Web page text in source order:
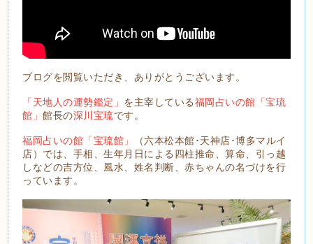
ブログを閲覧いただき、ありがとうございます。
「天地人の運勢鑑定」 を主宰している福岡占いの館「宝琉
館」館長の深川宝琉です。
福岡占いの館「宝琉館」
（六本松本館･天神店･博多マルイ
店）では、手相、生年月日による四柱推命、算命、引っ越
しなどの吉方位、風水、姓名判断、赤ちゃんの名づけを行
っています。